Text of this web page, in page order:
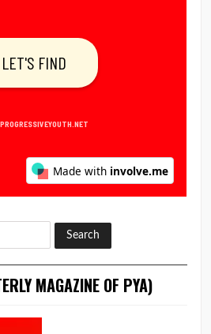
MAGAZINE OF PYA)